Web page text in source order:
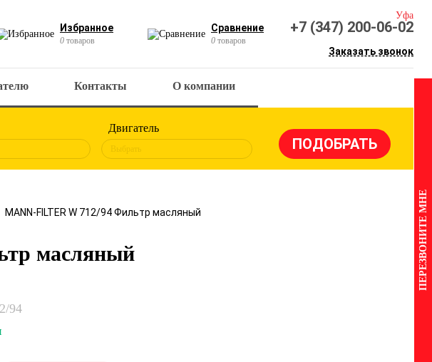
Избранное
0 товаров
Сравнение
0 товаров
Уфа
+7 (347) 200-06-02
Заказать звонок
Контакты О компании
Двигатель
Выбрать
MANN-FILTER W 712/94 Фильтр масляный
масляный
94
ПЕРЕЗВОНИТЕ МНЕ